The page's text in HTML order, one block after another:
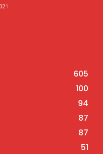
605
100
94
87
87
51